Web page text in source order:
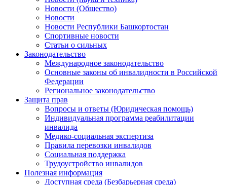
Новости (Общество)
Новости
Новости Республики Башкортостан
Спортивные новости
Статьи о сильных
Законодательство
Международное законодательство
Основные законы об инвалидности в Российской
Федерации
Региональное законодательство
Защита прав
Вопросы и ответы (Юридическая помощь)
Индивидуальная программа реабилитации
инвалида
Медико-социальная экспертиза
Правила перевозки инвалидов
Социальная поддержка
Трудоустройство инвалидов
Полезная информация
Доступная среда (Безбарьерная среда)